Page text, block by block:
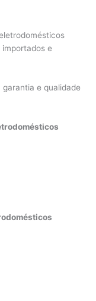
e
garantia e qualidade